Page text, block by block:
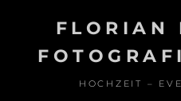
FLORIAN
HOCHZEIT –